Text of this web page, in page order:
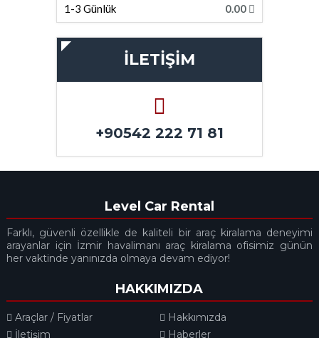
1-3 Günlük
0.00
İLETİŞİM
+90542 222 71 81
Level Car Rental
Farklı, güvenli özellikle de kaliteli bir araç kiralama deneyimi
arayanlar için İzmir havalimanı araç kiralama ofisimiz günün
her vaktinde yanınızda olmaya devam ediyor!
HAKKIMIZDA
Araçlar / Fiyatlar
Hakkımızda
İletişim
Haberler